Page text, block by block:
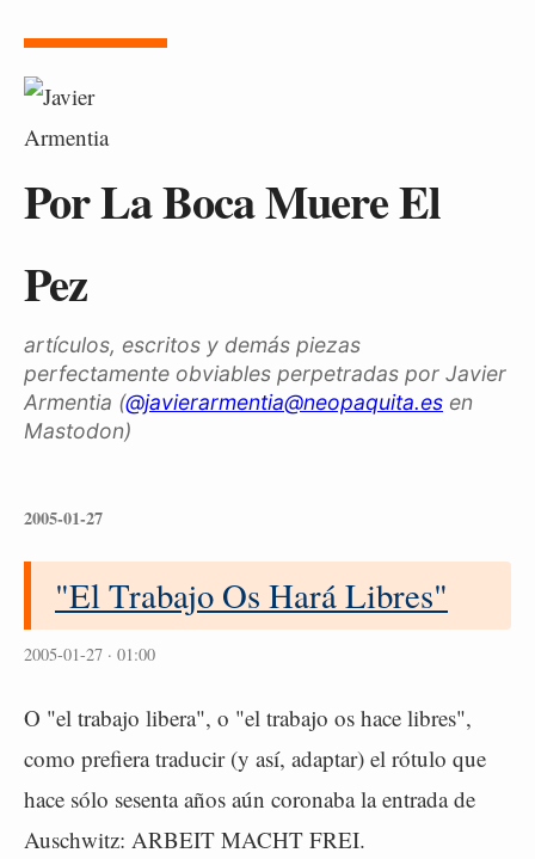
Por La Boca Muere El
Pez
artículos, escritos y demás piezas
perfectamente obviables perpetradas por Javier
Armentia (@javierarmentia@neopaquita.es en
Mastodon)
2005-01-27
"El Trabajo Os Hará Libres"
2005-01-27 · 01:00
O "el trabajo libera", o "el trabajo os hace libres",
como prefiera traducir (y así, adaptar) el rótulo que
hace sólo sesenta años aún coronaba la entrada de
Auschwitz: ARBEIT MACHT FREI.